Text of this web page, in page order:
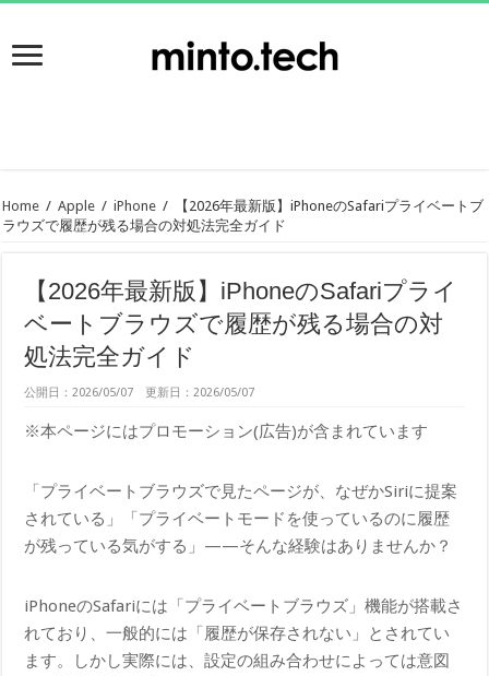
Home / Apple / iPhone /
【2026年最新版】iPhoneのSafariプライベートブ
ラウズで履歴が残る場合の対処法完全ガイド
【2026年最新版】iPhoneのSafariプライ
ベートブラウズで履歴が残る場合の対
処法完全ガイド
公開日：2026/05/07 更新日：2026/05/07
※本ページにはプロモーション(広告)が含まれています
「プライベートブラウズで見たページが、なぜかSiriに提案
されている」「プライベートモードを使っているのに履歴
が残っている気がする」——そんな経験はありませんか？
iPhoneのSafariには「プライベートブラウズ」機能が搭載さ
れており、一般的には「履歴が保存されない」とされてい
ます。しかし実際には、設定の組み合わせによっては意図